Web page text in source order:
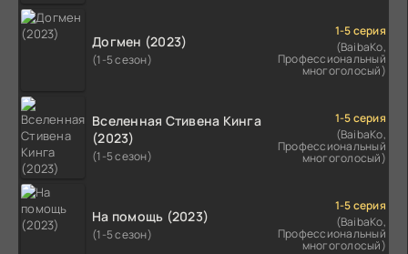
Догмен (2023)
(1-5 сезон)
1-5 серия
(BaibaKo,
Профессиональный
многоголосый)
Вселенная Стивена Кинга
(2023)
(1-5 сезон)
1-5 серия
(BaibaKo,
Профессиональный
многоголосый)
На помощь (2023)
(1-5 сезон)
1-5 серия
(BaibaKo,
Профессиональный
многоголосый)